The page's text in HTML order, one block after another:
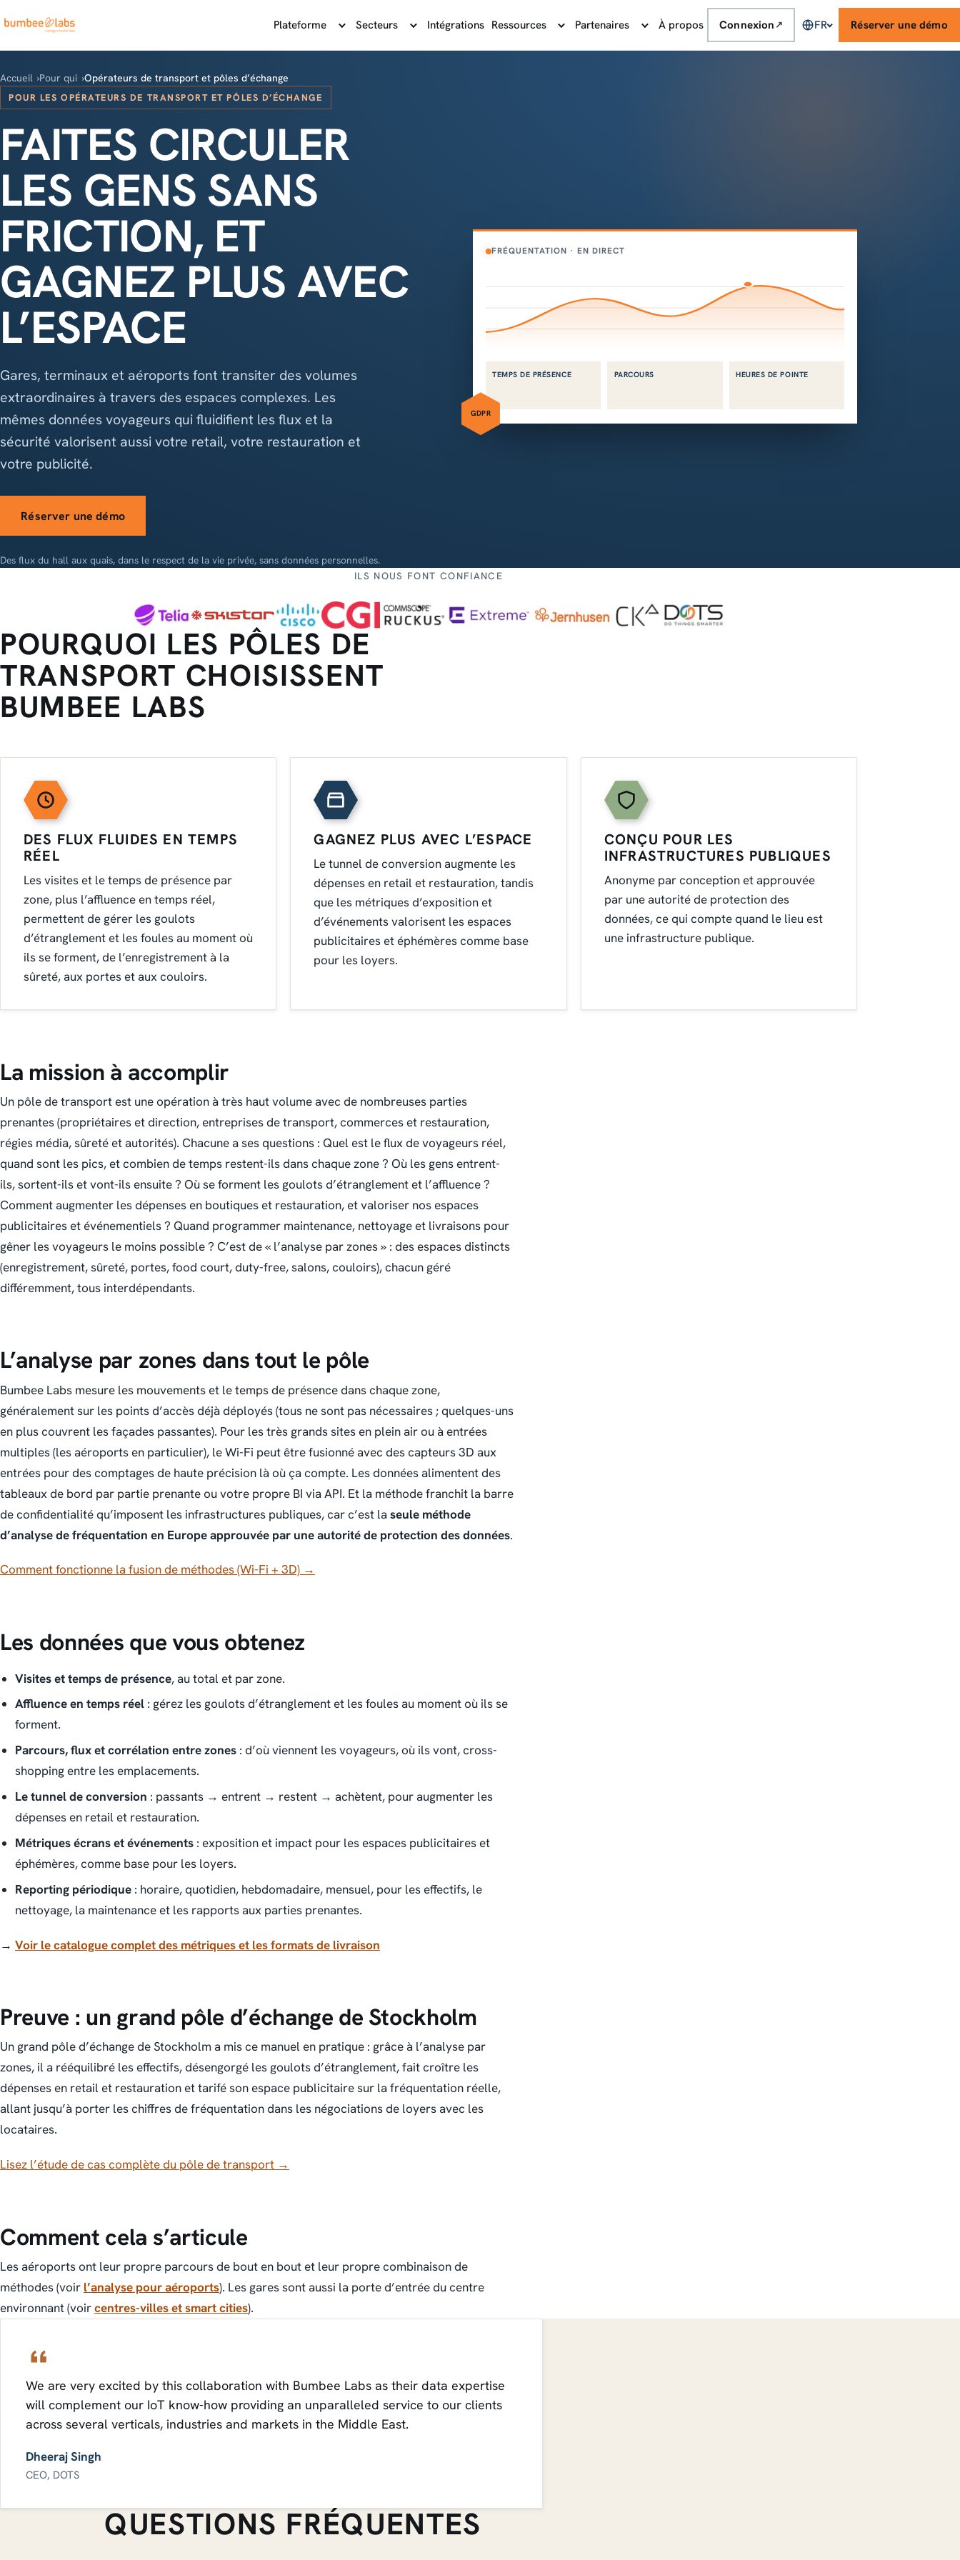
Plateforme Secteurs Intégrations Ressources Partenaires À propos Connexion ↗ FR Réserver une démo
Accueil Pour qui Opérateurs de transport et pôles d’échange
POUR LES OPÉRATEURS DE TRANSPORT ET PÔLES D’ÉCHANGE
FAITES CIRCULER
LES GENS SANS
FRICTION, ET
GAGNEZ PLUS AVEC
L’ESPACE
Gares, terminaux et aéroports font transiter des volumes
extraordinaires à travers des espaces complexes. Les
mêmes données voyageurs qui fluidifient les flux et la
sécurité valorisent aussi votre retail, votre restauration et
votre publicité.
Réserver une démo
Des flux du hall aux quais, dans le respect de la vie privée, sans données personnelles.
FRÉQUENTATION · EN DIRECT
TEMPS DE PRÉSENCE PARCOURS HEURES DE POINTE
GDPR
ILS NOUS FONT CONFIANCE
POURQUOI LES PÔLES DE
TRANSPORT CHOISISSENT
BUMBEE LABS
DES FLUX FLUIDES EN TEMPS
RÉEL
Les visites et le temps de présence par
zone, plus l’affluence en temps réel,
permettent de gérer les goulots
d’étranglement et les foules au moment où
ils se forment, de l’enregistrement à la
sûreté, aux portes et aux couloirs.
GAGNEZ PLUS AVEC L’ESPACE
Le tunnel de conversion augmente les
dépenses en retail et restauration, tandis
que les métriques d’exposition et
d’événements valorisent les espaces
publicitaires et éphémères comme base
pour les loyers.
CONÇU POUR LES
INFRASTRUCTURES PUBLIQUES
Anonyme par conception et approuvée
par une autorité de protection des
données, ce qui compte quand le lieu est
une infrastructure publique.
La mission à accomplir
Un pôle de transport est une opération à très haut volume avec de nombreuses parties
prenantes (propriétaires et direction, entreprises de transport, commerces et restauration,
régies média, sûreté et autorités). Chacune a ses questions : Quel est le flux de voyageurs réel,
quand sont les pics, et combien de temps restent-ils dans chaque zone ? Où les gens entrent-
ils, sortent-ils et vont-ils ensuite ? Où se forment les goulots d’étranglement et l’affluence ?
Comment augmenter les dépenses en boutiques et restauration, et valoriser nos espaces
publicitaires et événementiels ? Quand programmer maintenance, nettoyage et livraisons pour
gêner les voyageurs le moins possible ? C’est de « l’analyse par zones » : des espaces distincts
(enregistrement, sûreté, portes, food court, duty-free, salons, couloirs), chacun géré
différemment, tous interdépendants.
L’analyse par zones dans tout le pôle
Bumbee Labs mesure les mouvements et le temps de présence dans chaque zone,
généralement sur les points d’accès déjà déployés (tous ne sont pas nécessaires ; quelques-uns
en plus couvrent les façades passantes). Pour les très grands sites en plein air ou à entrées
multiples (les aéroports en particulier), le Wi-Fi peut être fusionné avec des capteurs 3D aux
entrées pour des comptages de haute précision là où ça compte. Les données alimentent des
tableaux de bord par partie prenante ou votre propre BI via API. Et la méthode franchit la barre
de confidentialité qu’imposent les infrastructures publiques, car c’est laseule méthode
d’analyse de fréquentation en Europe approuvée par une autorité de protection des données.
Comment fonctionne la fusion de méthodes (Wi-Fi + 3D) →
Les données que vous obtenez
Visites et temps de présence, au total et par zone.
Affluence en temps réel: gérez les goulots d’étranglement et les foules au moment où ils se
forment.
Parcours, flux et corrélation entre zones: d’où viennent les voyageurs, où ils vont, cross-
shopping entre les emplacements.
Le tunnel de conversion : passants → entrent → restent → achètent, pour augmenter les
dépenses en retail et restauration.
Métriques écrans et événements: exposition et impact pour les espaces publicitaires et
éphémères, comme base pour les loyers.
Reporting périodique: horaire, quotidien, hebdomadaire, mensuel, pour les effectifs, le
nettoyage, la maintenance et les rapports aux parties prenantes.
→ Voir le catalogue complet des métriques et les formats de livraison
Preuve : un grand pôle d’échange de Stockholm
Un grand pôle d’échange de Stockholm a mis ce manuel en pratique : grâce à l’analyse par
zones, il a rééquilibré les effectifs, désengorgé les goulots d’étranglement, fait croître les
dépenses en retail et restauration et tarifé son espace publicitaire sur la fréquentation réelle,
allant jusqu’à porter les chiffres de fréquentation dans les négociations de loyers avec les
locataires.
Lisez l’étude de cas complète du pôle de transport →
Comment cela s’articule
Les aéroports ont leur propre parcours de bout en bout et leur propre combinaison de
méthodes (voir l’analyse pour aéroports). Les gares sont aussi la porte d’entrée du centre
environnant (voircentres-villes et smart cities).
We are very excited by this collaboration with Bumbee Labs as their data expertise
will complement our IoT know-how providing an unparalleled service to our clients
across several verticals, industries and markets in the Middle East.
Dheeraj Singh
CEO, DOTS
QUESTIONS FRÉQUENTES